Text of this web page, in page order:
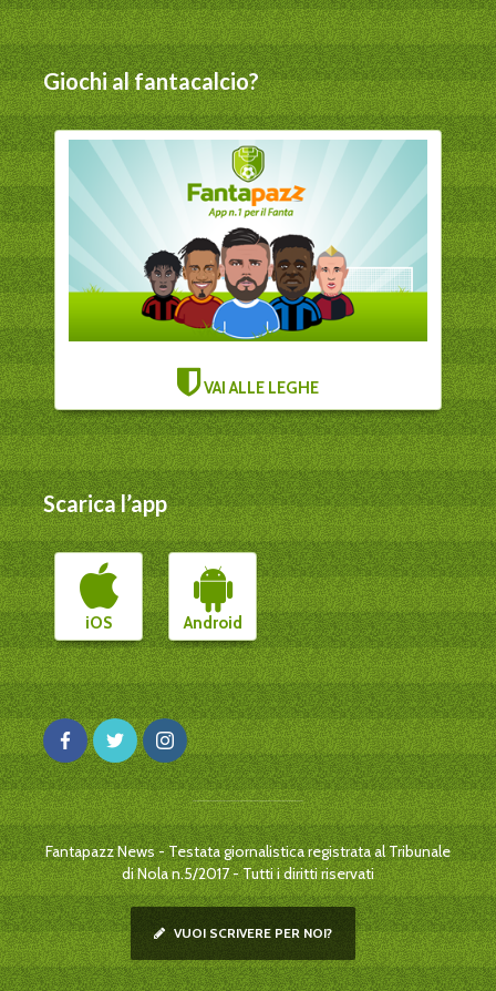
Giochi al fantacalcio?
VAI ALLE LEGHE
Scarica l’app
iOS Android
Fantapazz News - Testata giornalistica registrata al Tribunale
di Nola n.5/2017 - Tutti i diritti riservati
VUOI SCRIVERE PER NOI?